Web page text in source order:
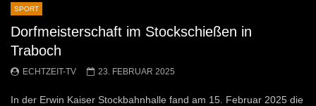
SPORT
Dorfmeisterschaft im Stockschießen in
Traboch
ECHTZEIT-TV 23. FEBRUAR 2025
In der Erwin Kaiser Stockbahnhalle fand am 15. Februar 2025 die